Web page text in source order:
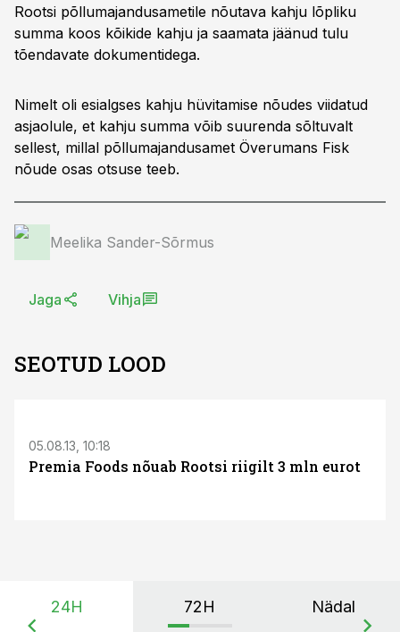
Rootsi põllumajandusametile nõutava kahju lõpliku
summa koos kõikide kahju ja saamata jäänud tulu
tõendavate dokumentidega.
Nimelt oli esialgses kahju hüvitamise nõudes viidatud
asjaolule, et kahju summa võib suurenda sõltuvalt
sellest, millal põllumajandusamet Överumans Fisk
nõude osas otsuse teeb.
Meelika Sander-Sõrmus
Jaga Vihja
SEOTUD LOOD
05.08.13, 10:18
Premia Foods nõuab Rootsi riigilt 3 mln eurot
24H 72H Nädal